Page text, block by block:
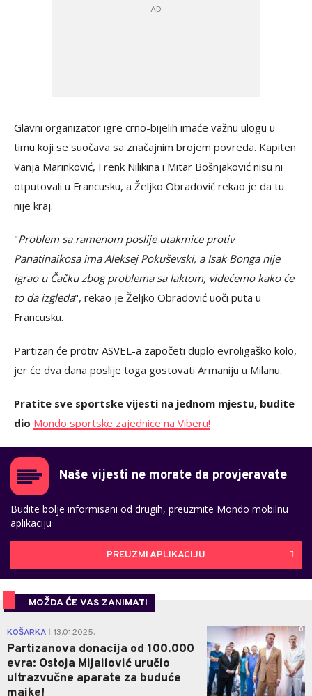
Glavni organizator igre crno-bijelih imaće važnu ulogu u
timu koji se suočava sa značajnim brojem povreda. Kapiten
Vanja Marinković, Frenk Nilikina i Mitar Bošnjaković nisu ni
otputovali u Francusku, a Željko Obradović rekao je da tu
nije kraj.
"Problem sa ramenom poslije utakmice protiv
Panatinaikosa ima Aleksej Pokuševski, a Isak Bonga nije
igrao u Čačku zbog problema sa laktom, videćemo kako će
to da izgleda", rekao je Željko Obradović uoči puta u
Francusku.
Partizan će protiv ASVEL-a započeti duplo evroligaško kolo,
jer će dva dana poslije toga gostovati Armaniju u Milanu.
Pratite sve sportske vijesti na jednom mjestu, budite
dio Mondo sportske zajednice na Viberu!
Naše vijesti ne morate da provjeravate
Budite bolje informisani od drugih, preuzmite Mondo mobilnu
aplikaciju
PREUZMI APLIKACIJU
MOŽDA ĆE VAS ZANIMATI
KOŠARKA 13.01.2025.
Partizanova donacija od 100.000
evra: Ostoja Mijailović uručio
ultrazvučne aparate za buduće
0